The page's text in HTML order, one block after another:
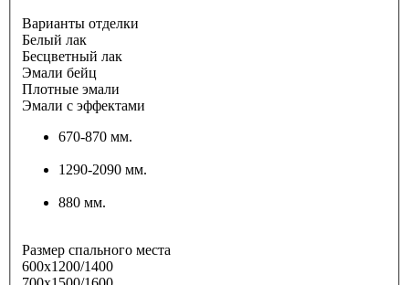
Варианты отделки
Белый лак
Бесцветный лак
Эмали бейц
Плотные эмали
Эмали с эффектами
670-870 мм.
1290-2090 мм.
880 мм.
Размер спального места
600х1200/1400